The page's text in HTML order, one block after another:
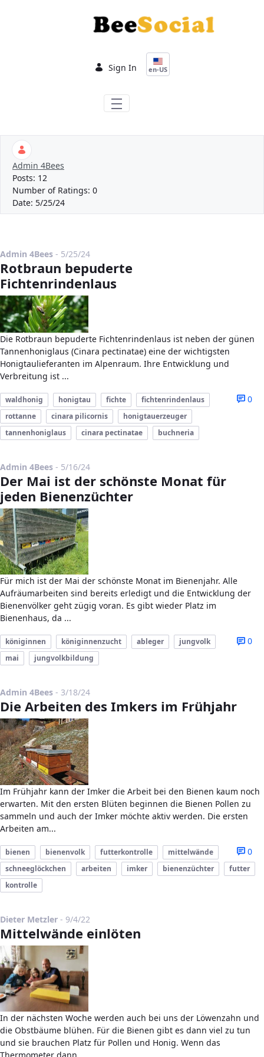
Sign In en-US
Admin 4Bees
Posts: 12
Number of Ratings: 0
Date: 5/25/24
Admin 4Bees - Published Date
5/25/24
Rotbraun bepuderte
Fichtenrindenlaus
Die Rotbraun bepuderte Fichtenrindenlaus ist neben der günen
Tannenhoniglaus (Cinara pectinatae) eine der wichtigsten
Honigtaulieferanten im Alpenraum. Ihre Entwicklung und
Verbreitung ist ...
0
waldhonig honigtau fichte
fichtenrindenlaus
rottanne
cinara pilicornis
honigtauerzeuger
tannenhoniglaus
cinara pectinatae buchneria
Admin 4Bees - Published Date
5/16/24
Der Mai ist der schönste Monat für
jeden Bienenzüchter
Für mich ist der Mai der schönste Monat im Bienenjahr. Alle
Aufräumarbeiten sind bereits erledigt und die Entwicklung der
Bienenvölker geht zügig voran. Es gibt wieder Platz im
Bienenhaus, da ...
0
königinnen königinnenzucht ableger
jungvolk
mai
jungvolkbildung
Admin 4Bees - Published Date
3/18/24
Die Arbeiten des Imkers im Frühjahr
Im Frühjahr kann der Imker die Arbeit bei den Bienen kaum noch
erwarten. Mit den ersten Blüten beginnen die Bienen Pollen zu
sammeln und auch der Imker möchte aktiv werden. Die ersten
Arbeiten am...
0
bienen bienenvolk futterkontrolle
mittelwände
schneeglöckchen
arbeiten imker bienenzüchter
futter
kontrolle
Dieter Metzler - Published Date
9/4/22
Mittelwände einlöten
In der nächsten Woche werden auch bei uns der Löwenzahn und
die Obstbäume blühen. Für die Bienen gibt es dann viel zu tun
und sie brauchen Platz für Pollen und Honig. Wenn das